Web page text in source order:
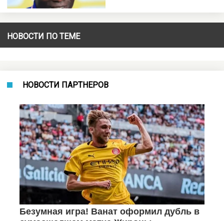
НОВОСТИ ПО ТЕМЕ
НОВОСТИ ПАРТНЕРОВ